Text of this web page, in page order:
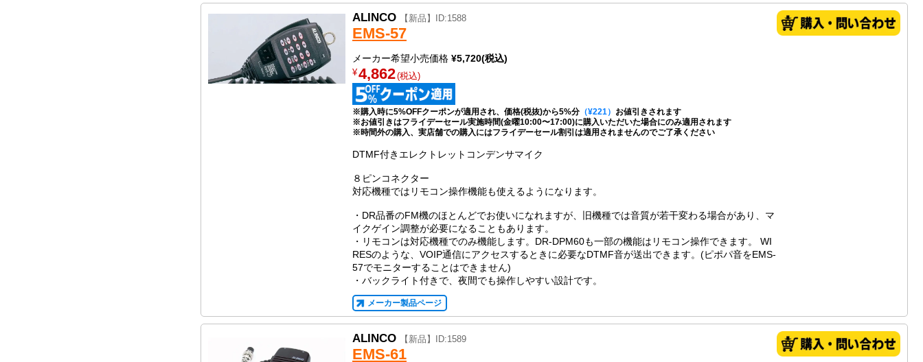
ALINCO 【新品】ID:1588
EMS-57
メーカー希望小売価格 ¥5,720(税込)
¥4,862(税込)
※購入時に5%OFFクーポンが適用され、価格(税抜)から5%分 （¥221） お値引きされます
※お値引きはフライデーセール実施時間(金曜10:00〜17:00)に購入いただいた場合にのみ適用されます
※時間外の購入、実店舗での購入にはフライデーセール割引は適用されませんのでご了承ください
DTMF付きエレクトレットコンデンサマイク
８ピンコネクター
対応機種ではリモコン操作機能も使えるようになります。
・DR品番のFM機のほとんどでお使いになれますが、旧機種では音質が若干変わる場合があり、マ
イクゲイン調整が必要になることもあります。
・リモコンは対応機種でのみ機能します。DR-DPM60も一部の機能はリモコン操作できます。 WI
RESのような、VOIP通信にアクセスするときに必要なDTMF音が送出できます。(ピポパ音をEMS-
57でモニターすることはできません)
・バックライト付きで、夜間でも操作しやすい設計です。
メーカー製品ページ
ALINCO 【新品】ID:1589
EMS-61